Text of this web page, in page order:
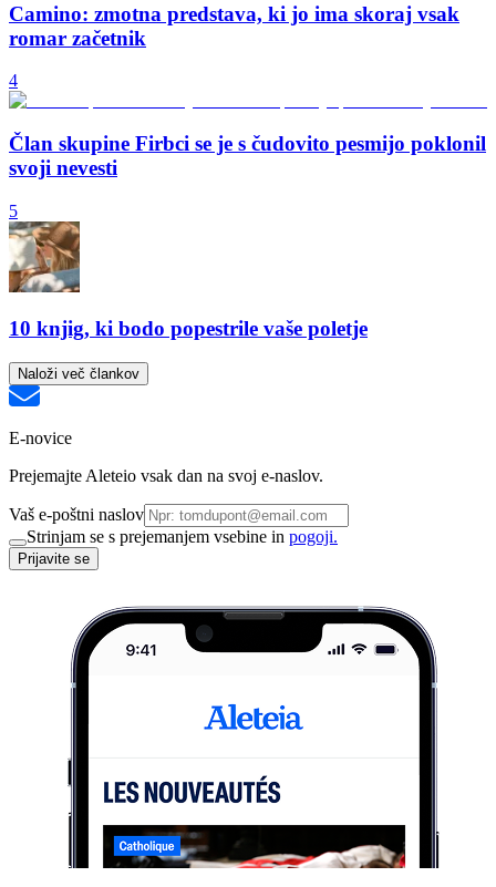
Camino: zmotna predstava, ki jo ima skoraj vsak
romar začetnik
4
Član skupine Firbci se je s čudovito pesmijo poklonil
svoji nevesti
5
10 knjig, ki bodo popestrile vaše poletje
Naloži več člankov
E-novice
Prejemajte Aleteio vsak dan na svoj e-naslov.
Vaš e-poštni naslov
Strinjam se s prejemanjem vsebine in pogoji.
Prijavite se